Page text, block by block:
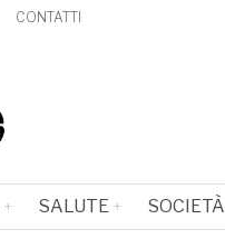
CONTATTI
SALUTE SOCIETÀ